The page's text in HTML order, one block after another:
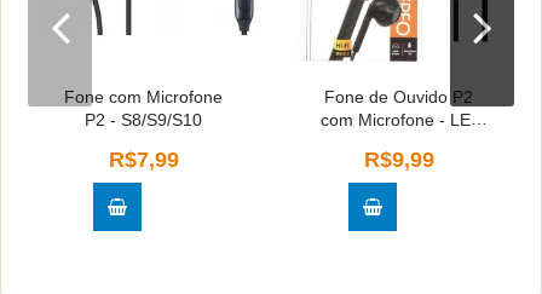
Fone com Microfone
P2 - S8/S9/S10
R$7,99
Fone de Ouvido P2
com Microfone - LE-
R$9,99